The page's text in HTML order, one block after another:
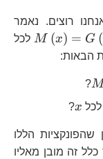
רוצים. נאמר
M (x) = G ( לכל
הבאות:
C,x
?
לכל x
?
C
שהפונקציות הללו
זה מובן מאליו